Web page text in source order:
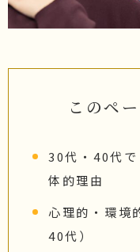
このペ
30代・40代
体的理由
心理的・環境
40代）